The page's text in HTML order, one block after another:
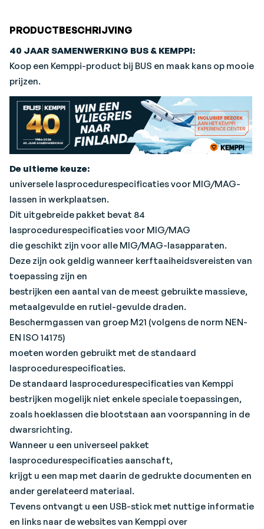
bestrijken mogelijk niet enkele speciale toepassingen,
zoals hoeklassen die blootstaan aan voorspanning in de
dwarsrichting.
Wanneer u een universeel pakket
krijgt u een map met daarin de gedrukte documenten en
ander gerelateerd materiaal.
Tevens ontvangt u een USB-stick met nuttige informatie
en links naar de websites van Kemppi over
lasprocedurespecificaties.
Daarnaast krijgt u een registratiesleutel waarmee u
toegang krijgt tot de WPS-beheersite van Kemppi
waar u uw WPS-documenten en de hieraan gerelateerde
WPQR-documenten kunt bekijken.
PRODUCTBESCHRIJVING
40 JAAR SAMENWERKING BUS & KEMPPI:
Koop een Kemppi-product bij BUS en maak kans op mooie
prijzen.
De ultieme keuze:
universele lasprocedurespecificaties voor MIG/MAG-
lassen in werkplaatsen.
Dit uitgebreide pakket bevat 84
lasprocedurespecificaties voor MIG/MAG
die geschikt zijn voor alle MIG/MAG-lasapparaten.
Deze zijn ook geldig wanneer kerftaaiheidsvereisten van
toepassing zijn en
bestrijken een aantal van de meest gebruikte massieve,
metaalgevulde en rutiel-gevulde draden.
Beschermgassen van groep M21 (volgens de norm NEN-
EN ISO 14175)
moeten worden gebruikt met de standaard
lasprocedurespecificaties.
De standaard lasprocedurespecificaties van Kemppi
bestrijken mogelijk niet enkele speciale toepassingen,
zoals hoeklassen die blootstaan aan voorspanning in de
dwarsrichting.
Wanneer u een universeel pakket
lasprocedurespecificaties aanschaft,
krijgt u een map met daarin de gedrukte documenten en
ander gerelateerd materiaal.
Tevens ontvangt u een USB-stick met nuttige informatie
en links naar de websites van Kemppi over